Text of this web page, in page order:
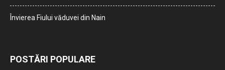
Învierea Fiului văduvei din Nain
POSTĂRI POPULARE